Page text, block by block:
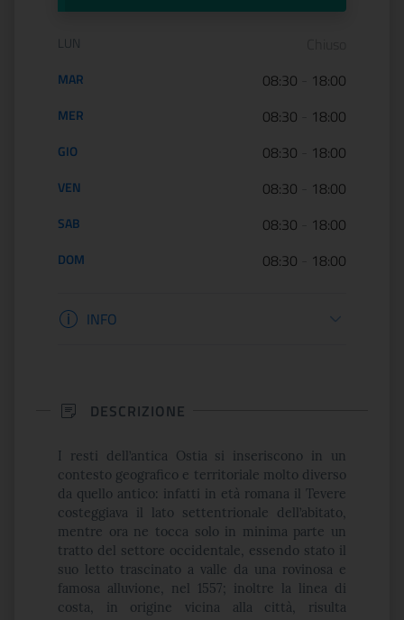
Orario di apertura:
LUN
MAR 08:30 18:00
MER 08:30 18:00
GIO 08:30 18:00
VEN 08:30 18:00
SAB 08:30 18:00
DOM 08:30 18:00
Informazioni biglietteria
INFO
DESCRIZIONE
I resti dell’antica Ostia si inseriscono in un
contesto geografico e territoriale molto diverso
da quello antico: infatti in età romana il Tevere
costeggiava il lato settentrionale dell’abitato,
mentre ora ne tocca solo in minima parte un
tratto del settore occidentale, essendo stato il
suo letto trascinato a valle da una rovinosa e
famosa alluvione, nel 1557; inoltre la linea di
costa, in origine vicina alla città, risulta